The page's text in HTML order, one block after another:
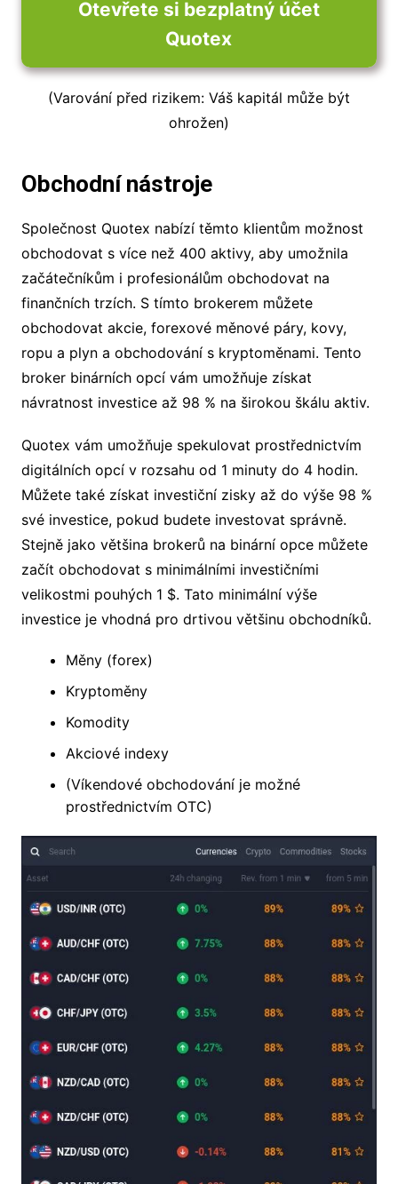
Otevřete si bezplatný účet
Quotex
(Varování před rizikem: Váš kapitál může být
ohrožen)
Obchodní nástroje
Společnost Quotex nabízí těmto klientům možnost
obchodovat s více než 400 aktivy, aby umožnila
začátečníkům i profesionálům obchodovat na
finančních trzích. S tímto brokerem můžete
obchodovat akcie, forexové měnové páry, kovy,
ropu a plyn a obchodování s kryptoměnami. Tento
broker binárních opcí vám umožňuje získat
návratnost investice až 98 % na širokou škálu aktiv.
Quotex vám umožňuje spekulovat prostřednictvím
digitálních opcí v rozsahu od 1 minuty do 4 hodin.
Můžete také získat investiční zisky až do výše 98 %
své investice, pokud budete investovat správně.
Stejně jako většina brokerů na binární opce můžete
začít obchodovat s minimálními investičními
velikostmi pouhých 1 $. Tato minimální výše
investice je vhodná pro drtivou většinu obchodníků.
Měny (forex)
Kryptoměny
Komodity
Akciové indexy
(Víkendové obchodování je možné
prostřednictvím OTC)